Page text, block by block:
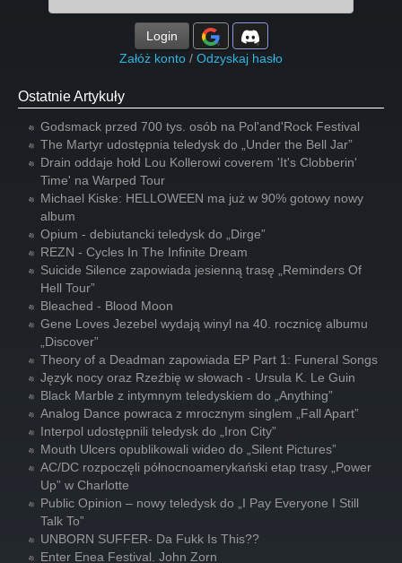
Login
Załóż konto / Odzyskaj hasło
Ostatnie Artykuły
Godsmack przed 700 tys. osób na Pol'and'Rock Festival
The Martyr udostępnia teledysk do „Under the Bell Jar”
Drain oddaje hołd Lou Kollerowi coverem 'It's Clobberin'
Time' na Warped Tour
Michael Kiske: HELLOWEEN ma już w 90% gotowy nowy
album
Opium - debiutancki teledysk do „Dirge”
REZN - Cycles In The Infinite Dream
Suicide Silence zapowiada jesienną trasę „Reminders Of
Hell Tour”
Bleached - Blood Moon
Gene Loves Jezebel wydają winyl na 40. rocznicę albumu
„Discover”
Theory of a Deadman zapowiada EP Part 1: Funeral Songs
Język nocy oraz Rzeźbię w słowach - Ursula K. Le Guin
Black Marble z intymnym teledyskiem do „Anything”
Analog Dance powraca z mrocznym singlem „Fall Apart”
Interpol udostępnili teledysk do „Iron City”
Mouth Ulcers opublikowali wideo do „Silent Pictures”
AC/DC rozpoczęli północnoamerykański etap trasy „Power
Up” w Charlotte
Public Opinion – nowy teledysk do „I Pay Everyone I Still
Talk To”
UNBORN SUFFER- Da Fukk Is This??
Enter Enea Festival. John Zorn